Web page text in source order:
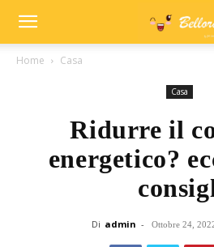
Home Casa
Casa
Ridurre il
energetico?
Di admin - Ottobre 24,